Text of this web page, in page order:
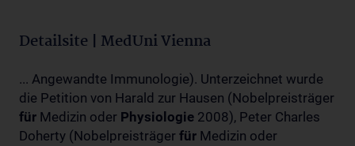
Detailsite | MedUni Vienna
... Angewandte Immunologie). Unterzeichnet wurde
die Petition von Harald zur Hausen (Nobelpreisträger
für Medizin oder Physiologie 2008), Peter Charles
Doherty (Nobelpreisträger für Medizin oder